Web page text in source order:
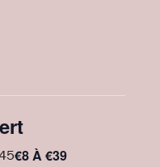
€8 À €39